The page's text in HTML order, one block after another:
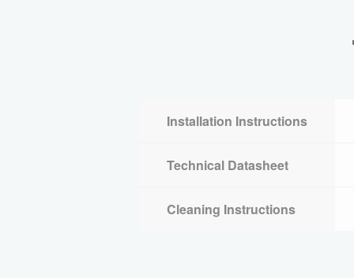
Installation Instructions
Technical Datasheet
Cleaning Instructions